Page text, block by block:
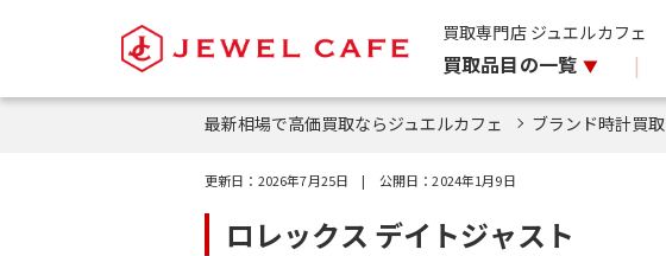
買取専門店 ジュエルカフェ
買取品目の一覧 |
最新相場で高価買取ならジュエルカフェ ブランド時計買取
更新日： 2026年7月25日 | 公開日：2024年1月9日
ロレックス デイトジャスト